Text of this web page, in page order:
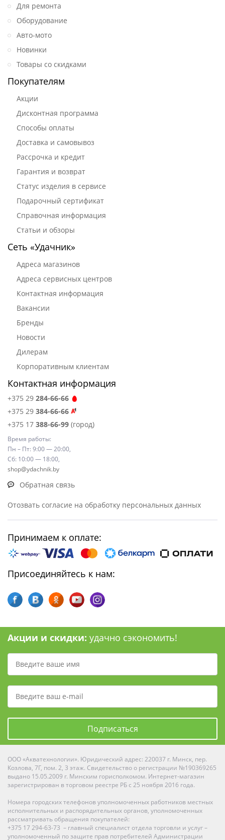
Для ремонта
Оборудование
Авто-мото
Новинки
Товары со скидками
Покупателям
Акции
Дисконтная программа
Способы оплаты
Доставка и самовывоз
Рассрочка и кредит
Гарантия и возврат
Статус изделия в сервисе
Подарочный сертификат
Справочная информация
Статьи и обзоры
Сеть «Удачник»
Адреса магазинов
Адреса сервисных центров
Контактная информация
Вакансии
Бренды
Новости
Дилерам
Корпоративным клиентам
Контактная информация
+375 29 284-66-66
+375 29 384-66-66
+375 17 388-66-99 (город)
Время работы:
Пн – Пт: 9:00 — 20:00,
Сб: 10:00 — 18:00,
shop@ydachnik.by
Обратная связь
Отозвать согласие на обработку персональных данных
Принимаем к оплате:
Присоединяйтесь к нам:
Акции и скидки: удачно сэкономить!
Подписаться
ООО «Акватехнологии». Юридический адрес: 220037 г. Минск, пер.
Козлова, 7Г, пом. 2, 3 этаж. Свидетельство о регистрации №190369265
выдано 15.05.2009 г. Минским горисполкомом. Интернет-магазин
зарегистрирован в торговом реестре РБ с 25 ноября 2016 года.
Номера городских телефонов уполномоченных работников местных
исполнительных и распорядительных органов, уполномоченных
рассматривать обращения покупателей:
+375 17 294-63-73 – главный специалист отдела торговли и услуг –
уполномоченный по защите прав потребителей Администрации